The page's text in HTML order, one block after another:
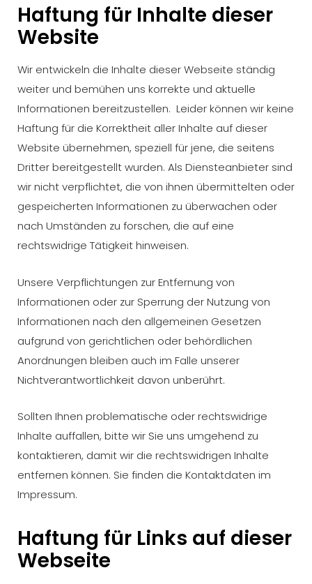
Haftung für Inhalte dieser
Website
Wir entwickeln die Inhalte dieser Webseite ständig
weiter und bemühen uns korrekte und aktuelle
Informationen bereitzustellen. Leider können wir keine
Haftung für die Korrektheit aller Inhalte auf dieser
Website übernehmen, speziell für jene, die seitens
Dritter bereitgestellt wurden. Als Diensteanbieter sind
wir nicht verpflichtet, die von ihnen übermittelten oder
gespeicherten Informationen zu überwachen oder
nach Umständen zu forschen, die auf eine
rechtswidrige Tätigkeit hinweisen.
Unsere Verpflichtungen zur Entfernung von
Informationen oder zur Sperrung der Nutzung von
Informationen nach den allgemeinen Gesetzen
aufgrund von gerichtlichen oder behördlichen
Anordnungen bleiben auch im Falle unserer
Nichtverantwortlichkeit davon unberührt.
Sollten Ihnen problematische oder rechtswidrige
Inhalte auffallen, bitte wir Sie uns umgehend zu
kontaktieren, damit wir die rechtswidrigen Inhalte
entfernen können. Sie finden die Kontaktdaten im
Impressum.
Haftung für Links auf dieser
Webseite